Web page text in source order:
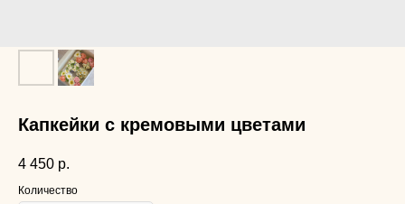
Капкейки с кремовыми цветами
4 450 р.
Количество